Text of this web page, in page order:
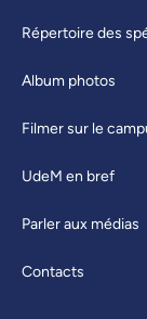
Répertoire des
Album photos
Filmer sur le
UdeM en bref
Parler aux médias
Contacts